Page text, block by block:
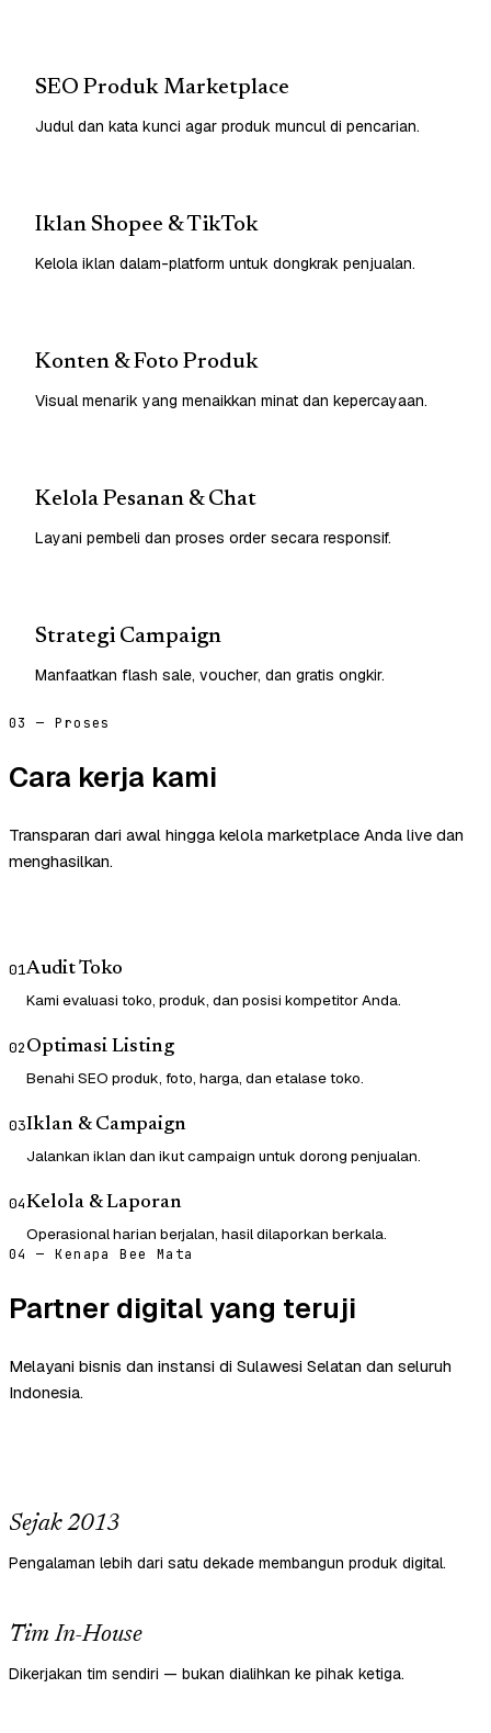
SEO Produk Marketplace
Judul dan kata kunci agar produk muncul di pencarian.
Iklan Shopee & TikTok
Kelola iklan dalam-platform untuk dongkrak penjualan.
Konten & Foto Produk
Visual menarik yang menaikkan minat dan kepercayaan.
Kelola Pesanan & Chat
Layani pembeli dan proses order secara responsif.
Strategi Campaign
Manfaatkan flash sale, voucher, dan gratis ongkir.
03 — Proses
Cara kerja kami
Transparan dari awal hingga kelola marketplace Anda live dan
menghasilkan.
01Audit Toko
Kami evaluasi toko, produk, dan posisi kompetitor Anda.
02Optimasi Listing
Benahi SEO produk, foto, harga, dan etalase toko.
03Iklan & Campaign
Jalankan iklan dan ikut campaign untuk dorong penjualan.
04Kelola & Laporan
Operasional harian berjalan, hasil dilaporkan berkala.
04 — Kenapa Bee Mata
Partner digital yang teruji
Melayani bisnis dan instansi di Sulawesi Selatan dan seluruh
Indonesia.
Sejak 2013
Pengalaman lebih dari satu dekade membangun produk digital.
Tim In-House
Dikerjakan tim sendiri — bukan dialihkan ke pihak ketiga.